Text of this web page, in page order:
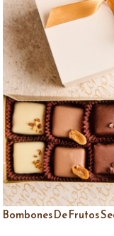
Bombones De Frutos